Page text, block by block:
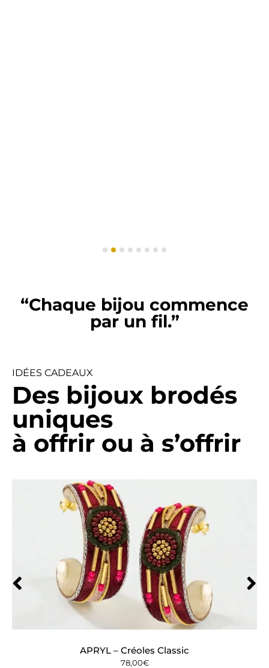
“Chaque bijou commence
par un fil.”
IDÉES CADEAUX
Des bijoux brodés
uniques
à offrir ou à s’offrir
APRYL – Créoles Classic
78,00€